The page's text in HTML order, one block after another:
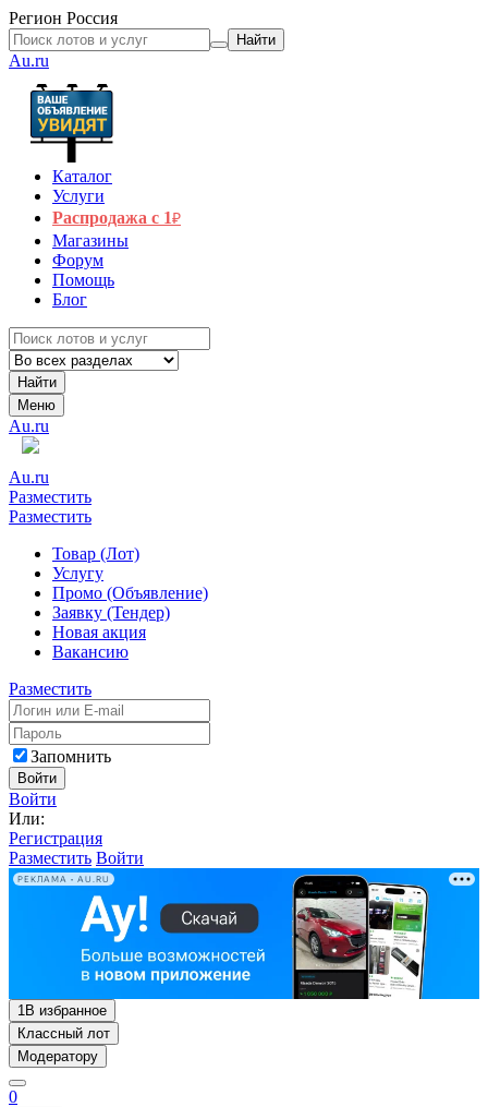
Регион Россия
Найти
Au.ru
Каталог
Услуги
Распродажа с 1₽
Магазины
Форум
Помощь
Блог
Найти
Меню
Au.ru
Au.ru
Разместить
Разместить
Товар (Лот)
Услугу
Промо (Объявление)
Заявку (Тендер)
Новая акция
Вакансию
Разместить
Запомнить
Войти
Войти
Или:
Регистрация
Разместить Войти
РЕКЛАМА • AU.RU
1В избранное
Классный лот
Модератору
0